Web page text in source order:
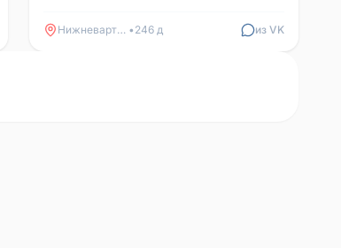
сидеть на ручках. Ест все. Нек...
Нижневартовск • 246 д из VK